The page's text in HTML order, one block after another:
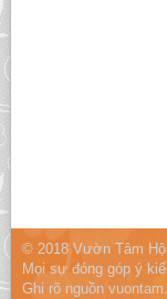
© 2018 Vườn Tâm
Mọi sự đóng góp ý
Ghi rõ nguồn